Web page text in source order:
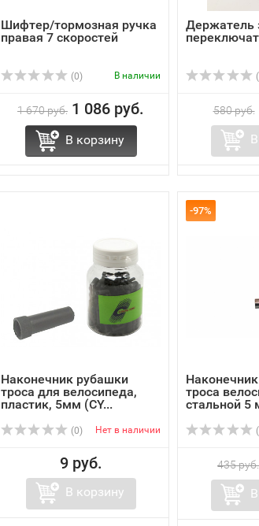
Шифтер/тормозная ручка
правая 7 скоростей
(0) В наличии
1 670 руб. 1 086 руб.
В корзину
Держатель
580 руб.
Наконечник рубашки
троса для велосипеда,
пластик, 5мм (CY...
(0) Нет в наличии
9 руб.
В корзину
-97%
троса
стальной 5
435 руб.